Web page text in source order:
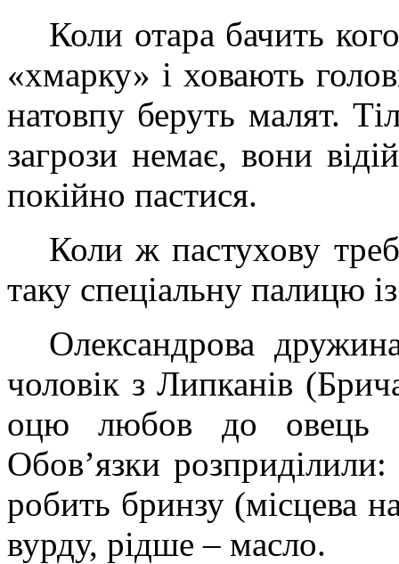
Коли отара бачить
«хмарку» і ховають
натовпу беруть малят.
загрози немає, вони
покійно пастися.
Коли ж пастухову
таку спеціальну палицю
Олександрова
чоловік з Липканів
оцю любов до овець
Обов’язки
робить бринзу (місцева
вурду, рідше – масло.